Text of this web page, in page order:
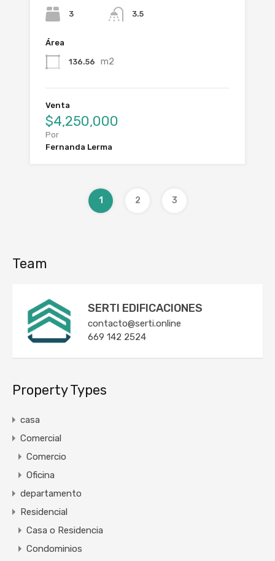
3 3.5
Área
136.56 m2
Venta
$4,250,000
Por
Fernanda Lerma
1 2 3
Team
SERTI EDIFICACIONES
contacto@serti.online
669 142 2524
Property Types
casa
Comercial
Comercio
Oficina
departamento
Residencial
Casa o Residencia
Condominios